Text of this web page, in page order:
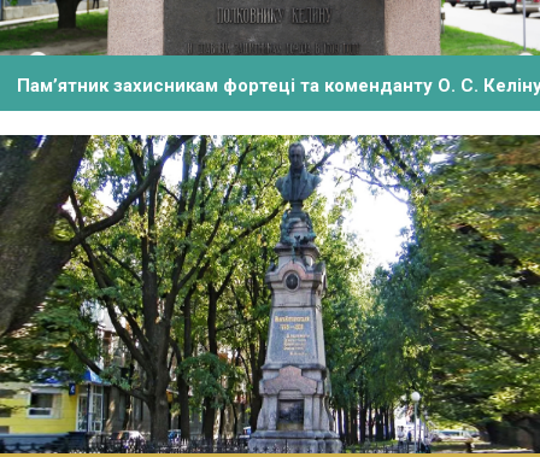
Пам’ятник захисникам фортеці та коменданту О. С.